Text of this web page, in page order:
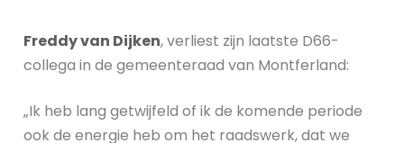
Freddy van Dijken, verliest zijn laatste D66-
collega in de gemeenteraad van Montferland:
„Ik heb lang getwijfeld of ik de komende periode
ook de energie heb om het raadswerk, dat we